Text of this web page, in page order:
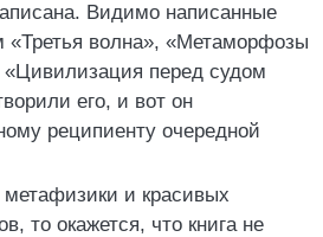
Видимо написанные
волна», «Метаморфозы
перед судом
его, и вот он
реципиенту очередной
метафизики и красивых
то окажется, что книга не